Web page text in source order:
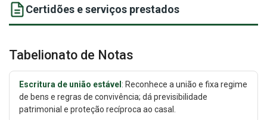
Certidões e serviços prestados
Tabelionato de Notas
Escritura de união estável : Reconhece a união e fixa regime
de bens e regras de convivência; dá previsibilidade
patrimonial e proteção recíproca ao casal.